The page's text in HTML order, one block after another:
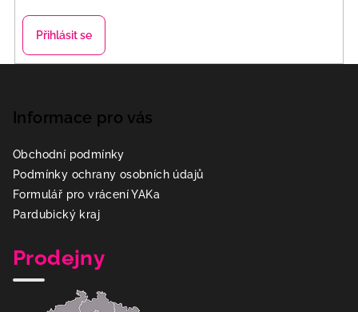
Přihlásit se
Informace pro vás
Obchodní podmínky
Podmínky ochrany osobních údajů
Formulář pro vrácení YAKa
Pardubický kraj
Prodejny